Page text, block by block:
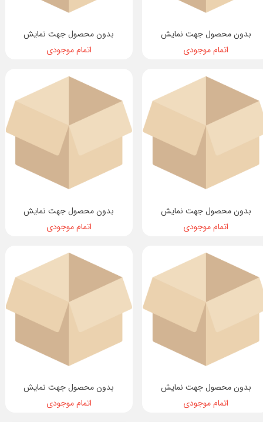
بدون محصول جهت نمایش
اتمام موجودی
بدون محصول جهت نمایش
اتمام موجودی
بدون محصول جهت نمایش
اتمام موجودی
بدون محصول جهت نمایش
اتمام موجودی
بدون محصول جهت نمایش
اتمام موجودی
بدون محصول جهت نمایش
اتمام موجودی